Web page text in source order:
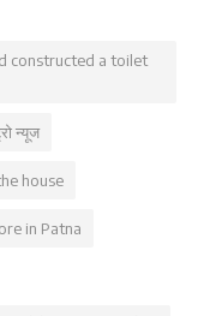
constructed a toilet
न्यूज
house
in Patna